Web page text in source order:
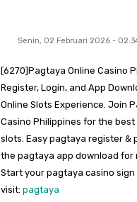
Senin, 02 Februari 2026 -
[6270]Pagtaya Online Casino
Register, Login, and App
Online Slots Experience. Join
Casino Philippines for the
slots. Easy pagtaya register &
the pagtaya app download for
Start your pagtaya casino sign
visit: pagtaya